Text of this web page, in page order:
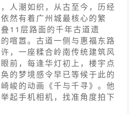
人潮如织，从古至今，历经
然有着广州城最核心的繁
11层路面的千年古道遗
喧嚣。古道一侧与惠福东路
，一座糅合岭南传统建筑风
前，每逢华灯初上，楼宇点
的梦境感令早已等候于此的
峻的动画《千与千寻》。他
起手机相机，找准角度拍下